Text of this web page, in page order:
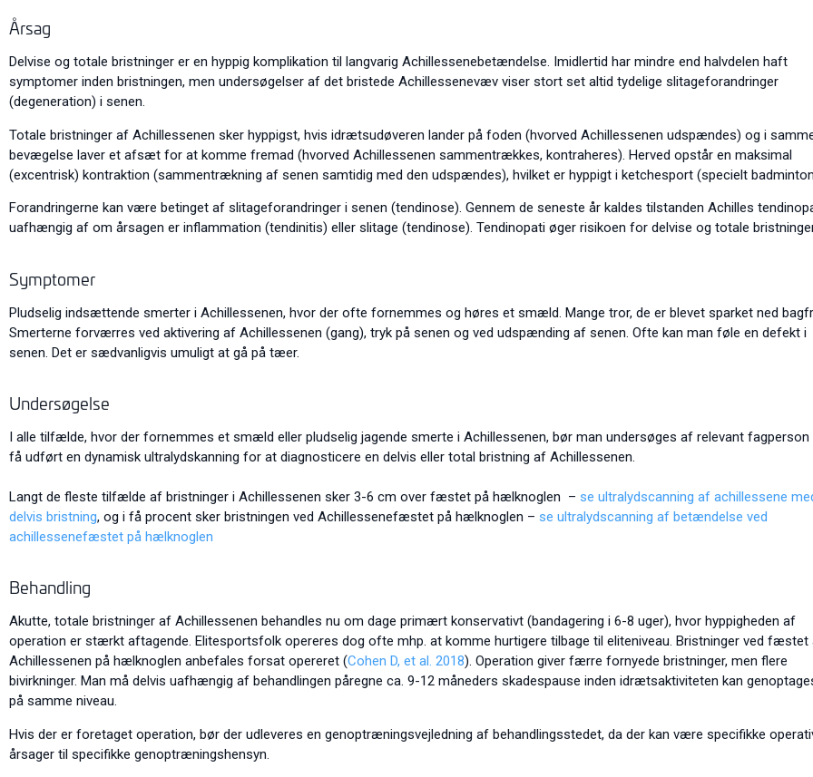
Årsag
Delvise og totale bristninger er en hyppig komplikation til langvarig Achillessenebetændelse. Imidlertid har mindre end halvdelen haft
symptomer inden bristningen, men undersøgelser af det bristede Achillessenevæv viser stort set altid tydelige slitageforandringer
(degeneration) i senen.
Totale bristninger af Achillessenen sker hyppigst, hvis idrætsudøveren lander på foden (hvorved Achillessenen udspændes) og i
bevægelse laver et afsæt for at komme fremad (hvorved Achillessenen sammentrækkes, kontraheres). Herved opstår en maksimal
(excentrisk) kontraktion (sammentrækning af senen samtidig med den udspændes), hvilket er hyppigt i ketchesport (specielt
Forandringerne kan være betinget af slitageforandringer i senen (tendinose). Gennem de seneste år kaldes tilstanden Achilles
uafhængig af om årsagen er inflammation (tendinitis) eller slitage (tendinose). Tendinopati øger risikoen for delvise og totale
Symptomer
Pludselig indsættende smerter i Achillessenen, hvor der ofte fornemmes og høres et smæld. Mange tror, de er blevet sparket ned
Smerterne forværres ved aktivering af Achillessenen (gang), tryk på senen og ved udspænding af senen. Ofte kan man føle en defekt i
senen. Det er sædvanligvis umuligt at gå på tæer.
Undersøgelse
I alle tilfælde, hvor der fornemmes et smæld eller pludselig jagende smerte i Achillessenen, bør man undersøges af relevant fagperson
få udført en dynamisk ultralydskanning for at diagnosticere en delvis eller total bristning af Achillessenen.
Langt de fleste tilfælde af bristninger i Achillessenen sker 3-6 cm over fæstet på hælknoglen – se ultralydscanning af achillessene
delvis bristning, og i få procent sker bristningen ved Achillessenefæstet på hælknoglen – se ultralydscanning af betændelse ved
achillessenefæstet på hælknoglen
Behandling
Akutte, totale bristninger af Achillessenen behandles nu om dage primært konservativt (bandagering i 6-8 uger), hvor hyppigheden af
operation er stærkt aftagende. Elitesportsfolk opereres dog ofte mhp. at komme hurtigere tilbage til eliteniveau. Bristninger ved fæstet
Achillessenen på hælknoglen anbefales forsat opereret (Cohen D, et al. 2018). Operation giver færre fornyede bristninger, men flere
bivirkninger. Man må delvis uafhængig af behandlingen påregne ca. 9-12 måneders skadespause inden idrætsaktiviteten kan
på samme niveau.
Hvis der er foretaget operation, bør der udleveres en genoptræningsvejledning af behandlingsstedet, da der kan være specifikke
årsager til specifikke genoptræningshensyn.